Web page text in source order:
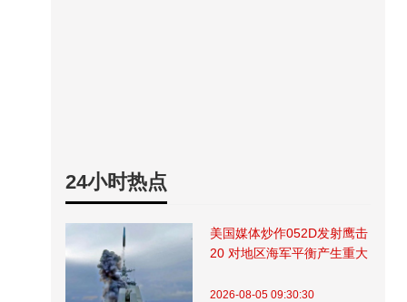
24小时热点
美国媒体炒作052D发射鹰击
20 对地区海军平衡产生重大
2026-08-05 09:30:30